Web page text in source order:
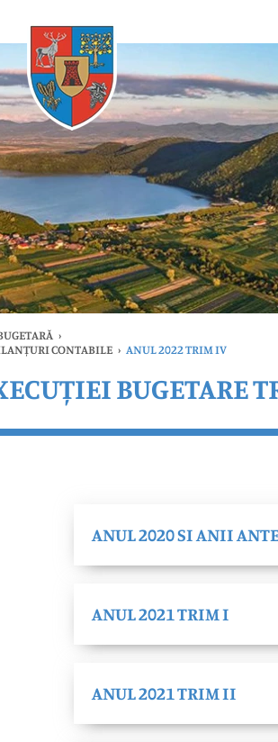
›
CONTABILE › ANUL 2022 TRIM IV
BUGETARE
ANUL 2020 SI ANII
ANUL 2021 TRIM I
ANUL 2021 TRIM II